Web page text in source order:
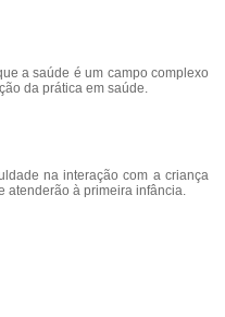
a saúde é um campo complexo
da prática em saúde.
na interação com a criança
atenderão à primeira infância.